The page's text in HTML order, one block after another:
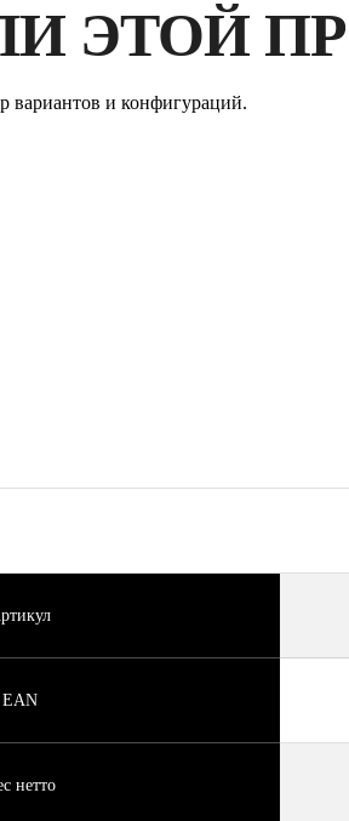
ЭТОЙ
вариантов и конфигураций.
EAN
нетто